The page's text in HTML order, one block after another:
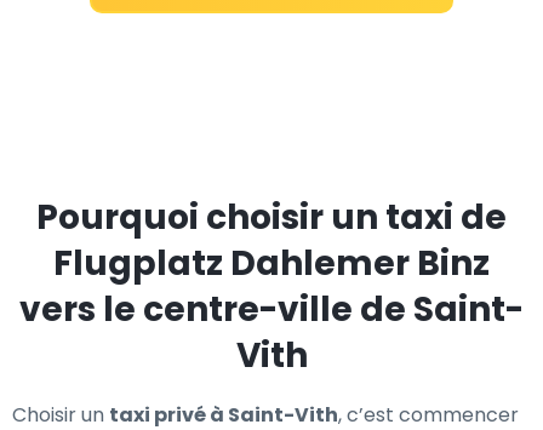
Pourquoi choisir un taxi de
Flugplatz Dahlemer Binz
vers le centre-ville de Saint-
Vith
Choisir un taxi privé à Saint-Vith, c’est commencer